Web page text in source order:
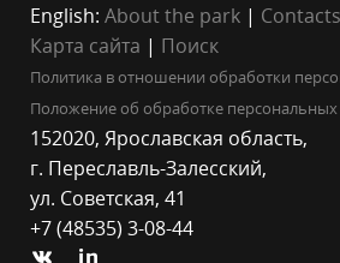
English: About the park | Contacts
Карта сайта | Поиск
Политика в отношении обработки
Положение об обработке
152020, Ярославская область,
г. Переславль-Залесский,
ул. Советская, 41
+7 (48535) 3-08-44